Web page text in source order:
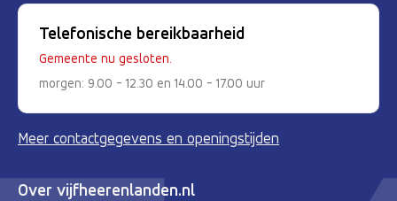
Telefonische bereikbaarheid
Gemeente nu gesloten.
morgen: 9.00 - 12.30 en 14.00 - 17.00 uur
Meer contactgegevens en openingstijden
Over vijfheerenlanden.nl